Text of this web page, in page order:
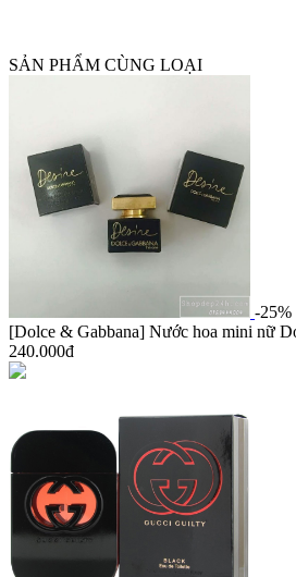
SẢN PHẨM CÙNG LOẠI
-25%
[Dolce & Gabbana] Nước hoa mini nữ
240.000đ